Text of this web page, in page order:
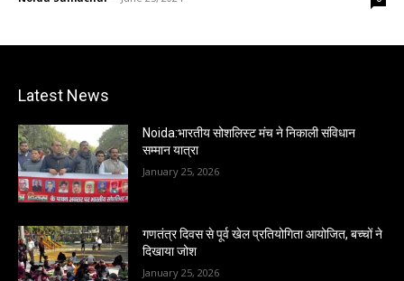
Latest News
Noida:भारतीय सोशलिस्ट मंच ने निकाली संविधान
सम्मान यात्रा
January 25, 2026
गणतंत्र दिवस से पूर्व खेल प्रतियोगिता आयोजित, बच्चों ने
दिखाया जोश
January 25, 2026